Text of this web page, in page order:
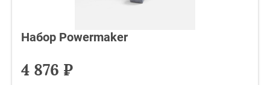
Набор Powermaker
4 876 ₽